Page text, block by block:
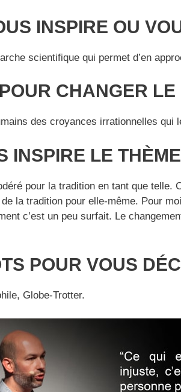
INSPIRE OU
scientifique qui permet d’en
CHANGER LE
des croyances irrationnelles qui
INSPIRE LE
pour la tradition en tant que
la tradition pour elle-même. Pour
c’est un peu surfait. Le
POUR VOUS
Globe-Trotter.